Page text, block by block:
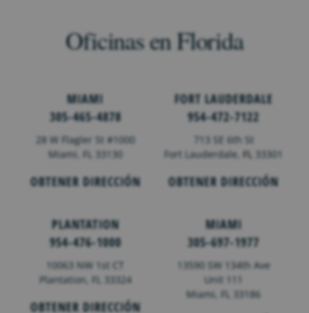
Oficinas en Florida
MIAMI
305-465-4878
28 W Flagler St #1000
Miami, FL 33130
OBTENER DIRECCIÓN
FORT LAUDERDALE
954-472-7122
713 SE 6th St
Fort Lauderdale,FL 33301
OBTENER DIRECCIÓN
PLANTATION
954-476-1000
10063 NW 1st CT
Plantation, FL 33324
OBTENER DIRECCIÓN
MIAMI
305-697-1977
13590 SW 134th Ave
Unit 111
Miami, FL 33186